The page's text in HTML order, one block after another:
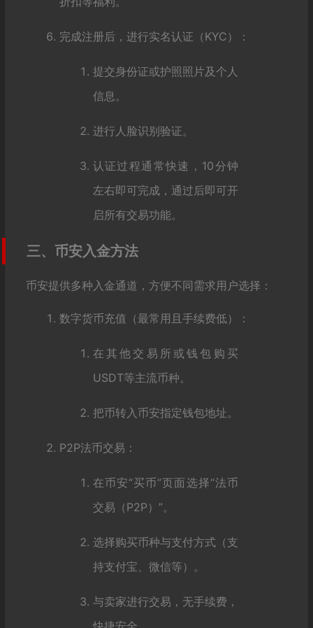
完成注册后，进行实名认证（KYC）：
提交身份证或护照照片及个人
信息。
进行人脸识别验证。
认证过程通常快速，10分钟
左右即可完成，通过后即可开
启所有交易功能。
三、币安入金方法
币安提供多种入金通道，方便不同需求用户选择：
数字货币充值（最常用且手续费低）：
在其他交易所或钱包购买
USDT等主流币种。
把币转入币安指定钱包地址。
P2P法币交易：
在币安“买币”页面选择“法币
交易（P2P）”。
选择购买币种与支付方式（支
持支付宝、微信等）。
与卖家进行交易，无手续费，